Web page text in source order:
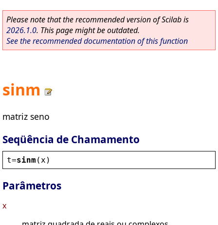
Please note that the recommended version of Scilab is
2026.1.0. This page might be outdated.
See the recommended documentation of this function
sinm
matriz seno
Seqüência de Chamamento
t=sinm ( x )
Parâmetros
x